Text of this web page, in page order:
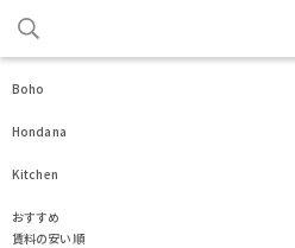
Boho
Hondana
Kitchen
おすすめ
賃料の安い順